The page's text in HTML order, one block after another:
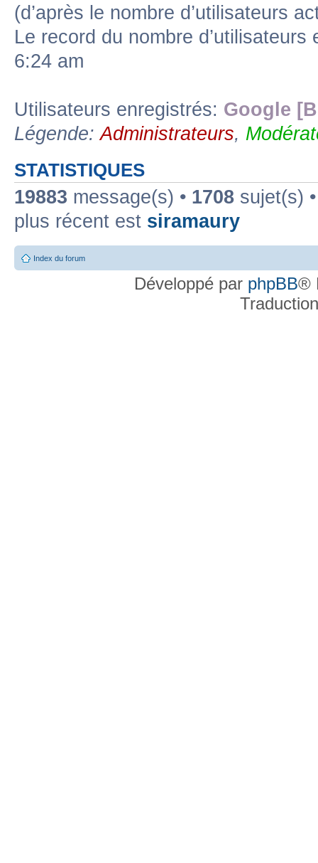
(d’après le nombre d’utilisateurs
Le record du nombre
6:24 am
Utilisateurs enregistrés: Google
Légende:Administrateurs,
STATISTIQUES
19883 message(s) • 1708 sujet(s)
plus récent est siramaury
Index du forum
Développé par phpBB®